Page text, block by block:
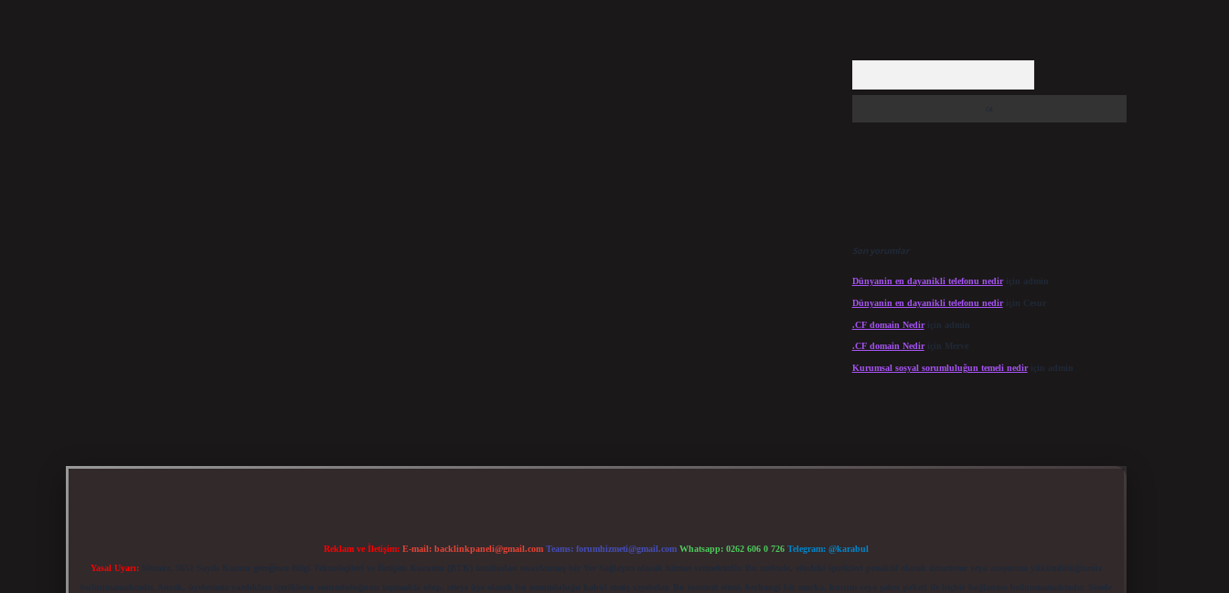
Son yorumlar
Dünyanin en dayanikli telefonu nediriçin admin
Dünyanin en dayanikli telefonu nediriçin Cesur
.CF domain Nediriçin admin
.CF domain Nediriçin Merve
Kurumsal sosyal sorumluluğun temeli nediriçin admin
Reklam ve İletişim: E-mail: backlinkpaneli@gmail.com Teams: forumhizmeti@gmail.com Whatsapp: 0262 606 0 726 Telegram: @karabul
Yasal Uyarı: